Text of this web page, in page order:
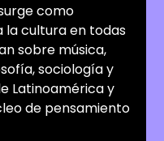
como
la cultura en todas
sobre música,
sociología y
Latinoamérica y
de pensamiento